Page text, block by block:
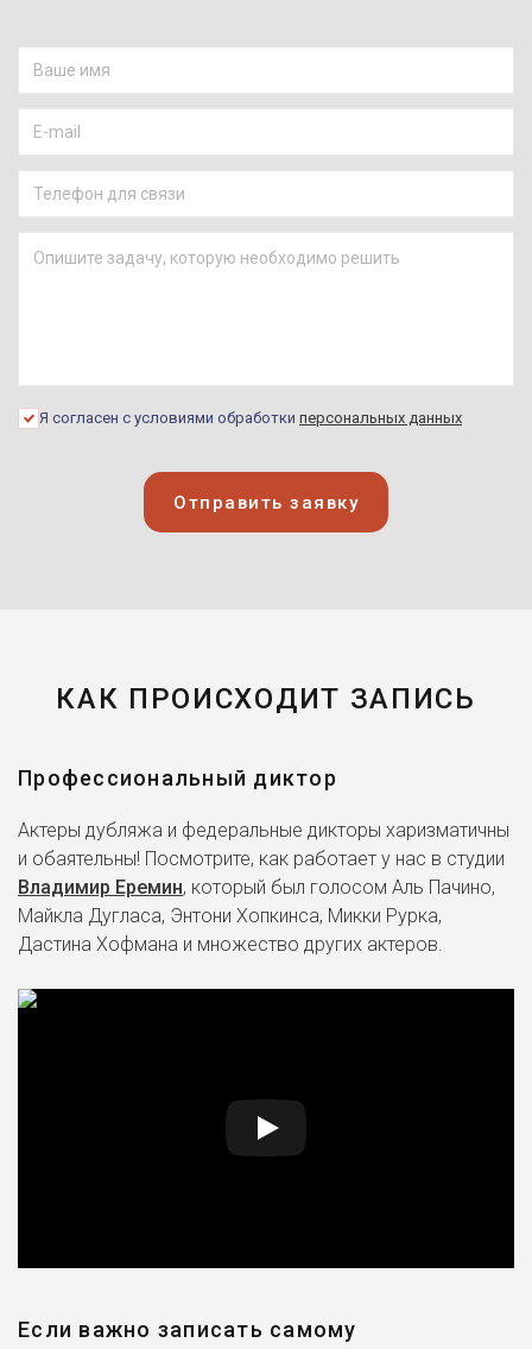
Я согласен с условиями обработки персональных данных
Отправить заявку
КАК ПРОИСХОДИТ ЗАПИСЬ
Профессиональный диктор
Актеры дубляжа и федеральные дикторы харизматичны
и обаятельны! Посмотрите, как работает у нас в студии
Владимир Еремин, который был голосом Аль Пачино,
Майкла Дугласа, Энтони Хопкинса, Микки Рурка,
Дастина Хофмана и множество других актеров.
Если важно записать самому